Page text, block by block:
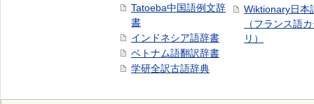
Tatoeba中国語例文辞
書
インドネシア語辞書
ベトナム語翻訳辞書
学研全訳古語辞典
Wiktionary日本
（フランス語
リ）